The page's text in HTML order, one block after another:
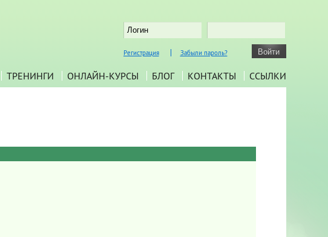
Регистрация Забыли пароль?
ТРЕНИНГИ ОНЛАЙН-КУРСЫ БЛОГ КОНТАКТЫ ССЫЛКИ